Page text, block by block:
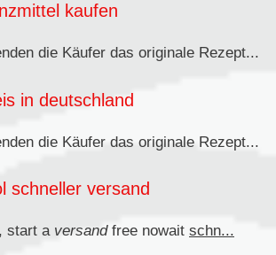
kaufen
die Käufer das originale Rezept...
in deutschland
die Käufer das originale Rezept...
schneller versand
start a versandfree nowait schn...